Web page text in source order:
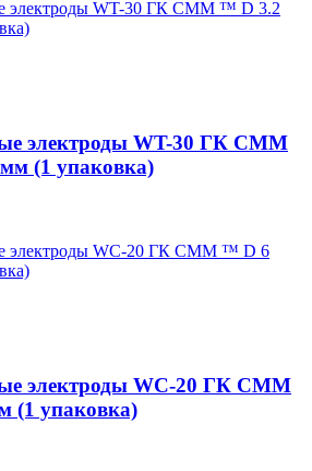
электроды WT-30 ГК СММ
(1 упаковка)
электроды WC-20 ГК СММ
(1 упаковка)